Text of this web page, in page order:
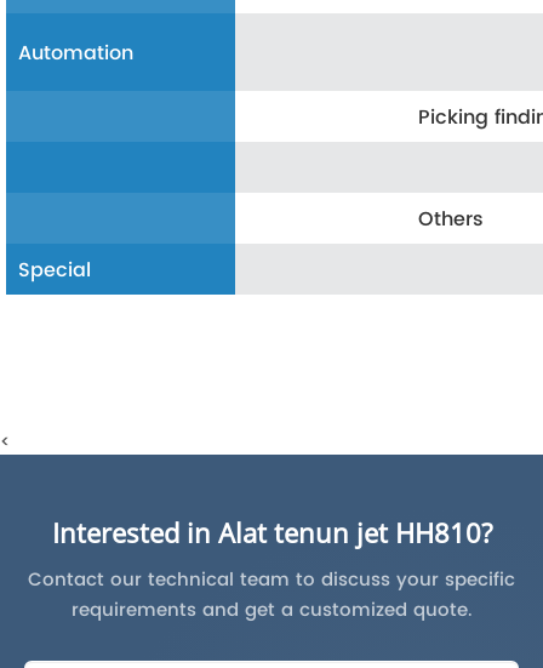
Automation
Picking
Others
Special
<
Interested in Alat tenun jet HH810?
Contact our technical team to discuss your specific
requirements and get a customized quote.